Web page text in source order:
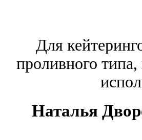
Для
проливного
Наталья